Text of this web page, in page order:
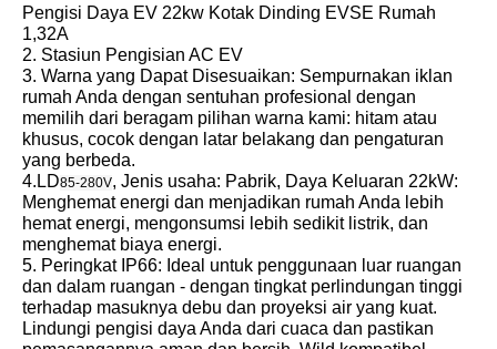
Pengisi Daya EV 22kw Kotak Dinding EVSE Rumah
1,32A
2. Stasiun Pengisian AC EV
3. Warna yang Dapat Disesuaikan: Sempurnakan iklan
rumah Anda dengan sentuhan profesional dengan
memilih dari beragam pilihan warna kami: hitam atau
khusus, cocok dengan latar belakang dan pengaturan
yang berbeda.
4.LD85-280V, Jenis usaha: Pabrik, Daya Keluaran 22kW:
Menghemat energi dan menjadikan rumah Anda lebih
hemat energi, mengonsumsi lebih sedikit listrik, dan
menghemat biaya energi.
5. Peringkat IP66: Ideal untuk penggunaan luar ruangan
dan dalam ruangan - dengan tingkat perlindungan tinggi
terhadap masuknya debu dan proyeksi air yang kuat.
Lindungi pengisi daya Anda dari cuaca dan pastikan